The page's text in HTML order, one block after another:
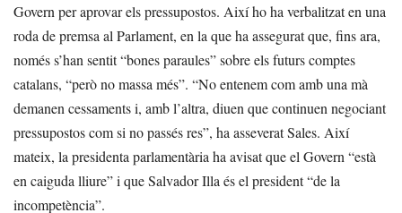
Govern per aprovar els pressupostos. Així ho ha verbalitzat en una
roda de premsa al Parlament, en la que ha assegurat que, fins ara,
només s’han sentit “bones paraules” sobre els futurs comptes
catalans, “però no massa més”. “No entenem com amb una mà
demanen cessaments i, amb l’altra, diuen que continuen negociant
pressupostos com si no passés res”, ha asseverat Sales. Així
mateix, la presidenta parlamentària ha avisat que el Govern “està
en caiguda lliure” i que Salvador Illa és el president “de la
incompetència”.